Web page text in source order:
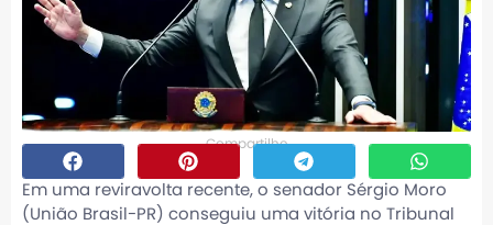
Compartilhe
Em uma reviravolta recente, o senador Sérgio Moro
(União Brasil-PR) conseguiu uma vitória no Tribunal